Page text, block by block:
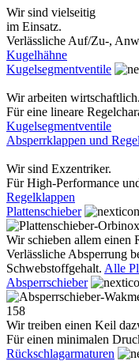
Wir sind vielseitig
im Einsatz.
Verlässliche Auf/Zu-,
Kugelhähne
Kugelsegmentventile
Wir arbeiten wirtschaftlich.
Für eine lineare
Kugelsegmentventile
Absperrklappen und
Wir sind Exzentriker.
Für High-Performance
Regelklappen
Plattenschieber
Wir schieben allem einen
Verlässliche Absperrung
Schwebstoffgehalt. Alle
Absperrschieber
Wir treiben einen Keil
Für einen minimalen
Rückschlagarmaturen